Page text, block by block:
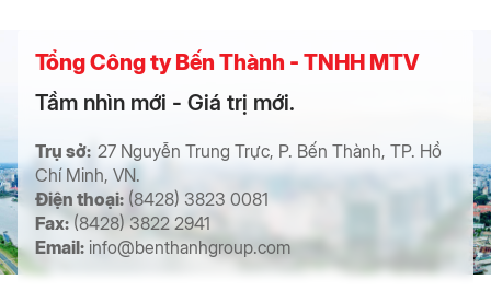
Tổng Công ty Bến Thành - TNHH MTV
Tầm nhìn mới - Giá trị mới.
Trụ sở: 27 Nguyễn Trung Trực, P. Bến Thành, TP. Hồ
Chí Minh, VN.
Điện thoại: (8428) 3823 0081
Fax:(8428) 3822 2941
Email: info@benthanhgroup.com